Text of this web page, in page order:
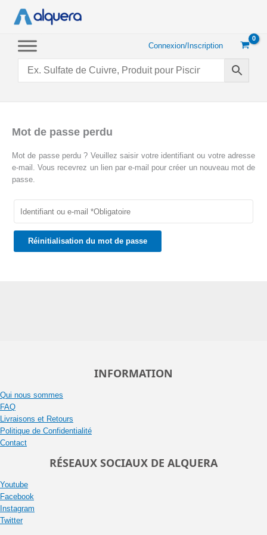
Connexion/Inscription
Mot de passe perdu
Mot de passe perdu ? Veuillez saisir votre identifiant ou votre adresse
e-mail. Vous recevrez un lien par e-mail pour créer un nouveau mot de
passe.
Réinitialisation du mot de passe
INFORMATION
Qui nous sommes
FAQ
Livraisons et Retours
Politique de Confidentialité
Contact
RÉSEAUX SOCIAUX DE ALQUERA
Youtube
Facebook
Instagram
Twitter